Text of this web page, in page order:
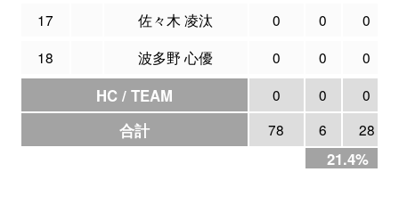
17
佐々木 凌汰 0 0
0
18
波多野 心優 0 0 0
HC / TEAM 0 0 0
合計 78 6 28
21.4%